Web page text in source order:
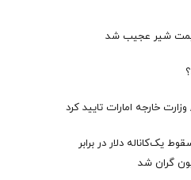
شیر عجیب شد
خارجه امارات تایید کرد
یک‌کاناله دلار در برابر